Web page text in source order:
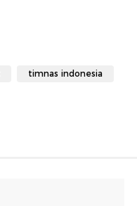
timnas indonesia